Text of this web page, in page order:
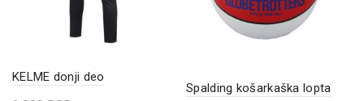
na
stranici
KELME donji deo
Spalding košarkaška lopta